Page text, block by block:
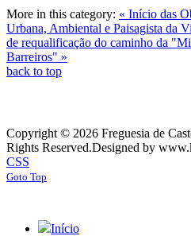
More in this category: « Início das
Urbana, Ambiental e Paisagista da
de requalificação do caminho da
Barreiros" »
back to top
Copyright © 2026 Freguesia de
Rights Reserved.Designed by
CSS
Goto Top
Início